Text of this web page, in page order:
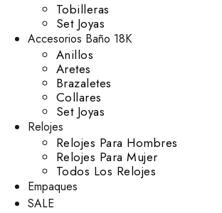
Tobilleras
Set Joyas
Accesorios Baño 18K
Anillos
Aretes
Brazaletes
Collares
Set Joyas
Relojes
Relojes Para Hombres
Relojes Para Mujer
Todos Los Relojes
Empaques
SALE